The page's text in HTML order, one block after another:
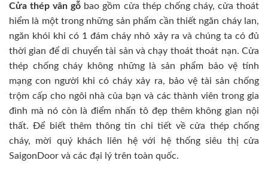
Cửa thép vân gỗ bao gồm cửa thép chống cháy, cửa thoát
hiểm là một trong những sản phẩm cần thiết ngăn cháy lan,
ngăn khói khi có 1 đám cháy nhỏ xảy ra và chúng ta có đủ
thời gian để di chuyển tài sản và chạy thoát thoát nạn. Cửa
thép chống cháy không những là sản phẩm bảo vệ tính
mạng con người khi có cháy xảy ra, bảo vệ tài sản chống
trộm cấp cho ngôi nhà của bạn và các thành viên trong gia
đình mà nó còn là điểm nhấn tô đẹp thêm không gian nội
thất. Để biết thêm thông tin chi tiết về cửa thép chống
cháy, mời quý khách liên hệ với hệ thống siêu thị cửa
SaigonDoor và các đại lý trên toàn quốc.